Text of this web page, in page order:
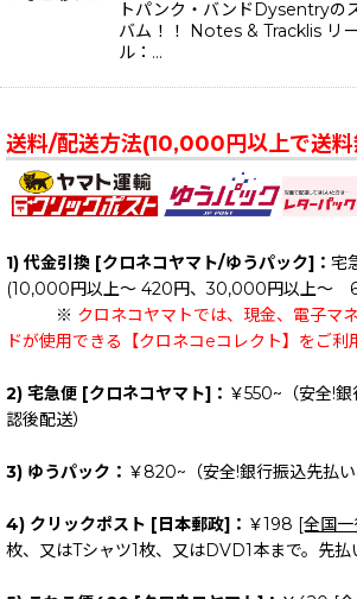
トパンク・バンドDysentryの
バム！！ Notes & Tracklis リ
ル：…
送料/配送方法(10,000円以上で送料
1) 代金引換 [クロネコヤマト/ゆうパック]： 宅
(10,000円以上～ 420円、30,000円以上～
※ クロネコヤマトでは、現金、電子マ
ドが使用できる【クロネコeコレクト】をご利
2) 宅急便 [クロネコヤマト]： ￥550~（安全!
認後配送）
3) ゆうパック： ￥820~（安全!銀行振込先払い
4) クリックポスト [日本郵政]： ￥198 [全国
枚、又はTシャツ1枚、又はDVD1本まで。先払